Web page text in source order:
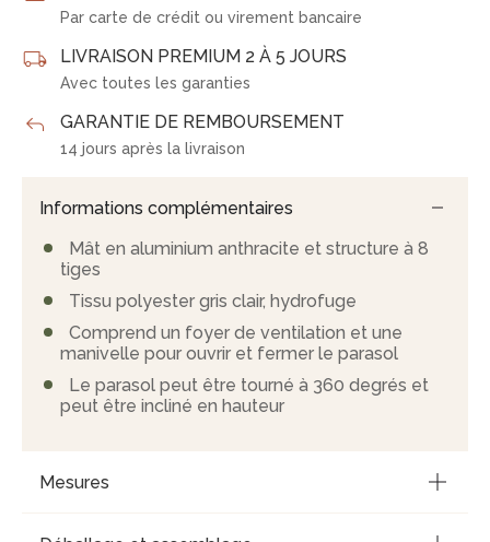
Par carte de crédit ou virement bancaire
LIVRAISON PREMIUM 2 À 5 JOURS
Avec toutes les garanties
GARANTIE DE REMBOURSEMENT
14 jours après la livraison
Informations complémentaires
Mât en aluminium anthracite et structure à 8
tiges
Tissu polyester gris clair, hydrofuge
Comprend un foyer de ventilation et une
manivelle pour ouvrir et fermer le parasol
Le parasol peut être tourné à 360 degrés et
peut être incliné en hauteur
Mesures